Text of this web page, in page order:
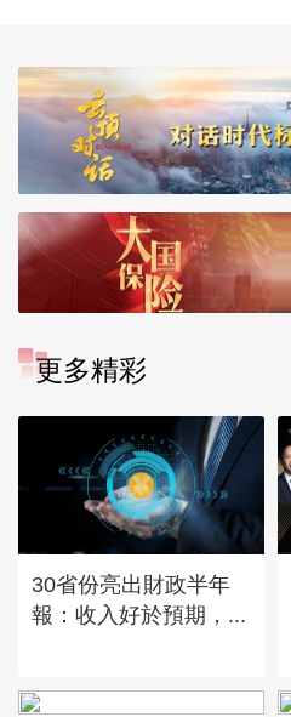
更多精彩
30省份亮出財政半年
報：收入好於預期，...